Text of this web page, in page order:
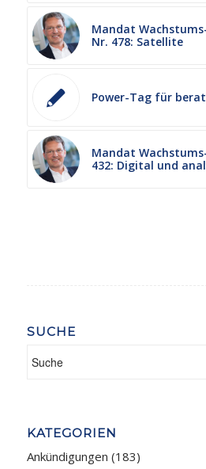
Mandat
Nr. 478: Satellite
Power-Tag für
Mandat
432: Digital und
SUCHE
KATEGORIEN
Ankündigungen (183)